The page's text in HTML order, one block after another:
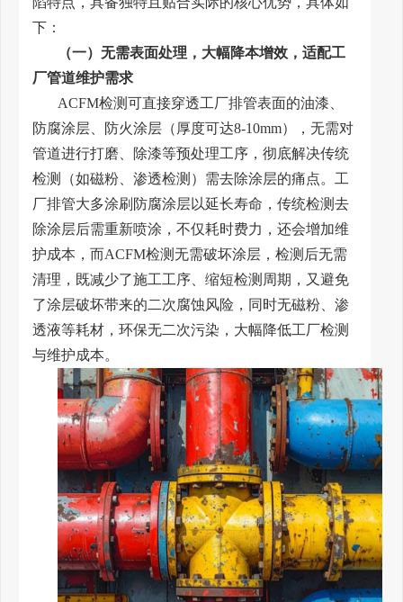
下：
（一）无需表面处理，大幅降本增效，适配工
厂管道维护需求
ACFM检测可直接穿透工厂排管表面的油漆、
防腐涂层、防火涂层（厚度可达8-10mm），无需对
管道进行打磨、除漆等预处理工序，彻底解决传统
检测（如磁粉、渗透检测）需去除涂层的痛点。工
厂排管大多涂刷防腐涂层以延长寿命，传统检测去
除涂层后需重新喷涂，不仅耗时费力，还会增加维
护成本，而ACFM检测无需破坏涂层，检测后无需
清理，既减少了施工工序、缩短检测周期，又避免
了涂层破坏带来的二次腐蚀风险，同时无磁粉、渗
透液等耗材，环保无二次污染，大幅降低工厂检测
与维护成本。